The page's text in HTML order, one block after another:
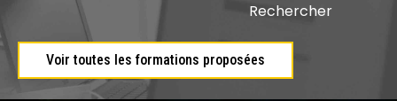
Rechercher
Voir toutes les formations proposées